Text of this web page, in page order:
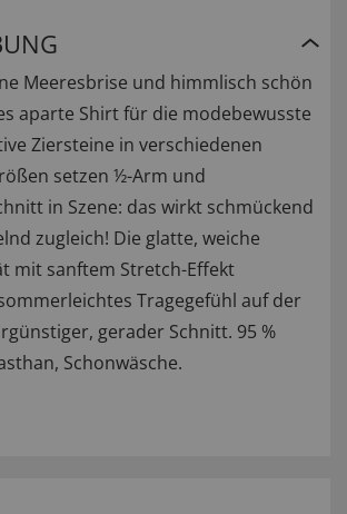
Meeresbrise und himmlisch schön
aparte Shirt für die modebewusste
Ziersteine in verschiedenen
setzen ½-Arm und
in Szene: das wirkt schmückend
zugleich! Die glatte, weiche
mit sanftem Stretch-Effekt
Tragegefühl auf der
gerader Schnitt. 95 %
Schonwäsche.